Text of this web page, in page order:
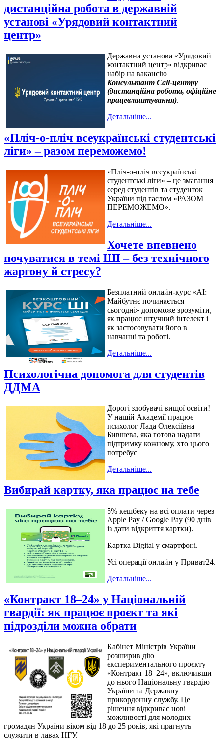
дистанційна робота в державній
установі «Урядовий контактний
центр»
Державна установа «Урядовий
контактний центр» відкриває
набір на вакансію
Консультант Cаll-центру
(дистанційна робота, офіційне
працевлаштування).
Детальніше...
«Пліч-о-пліч всеукраїнські студентські
ліги» – разом переможемо!
«Пліч-о-пліч всеукраїнські
студентські ліги» – це змагання
серед студентів та студенток
України під гаслом «РАЗОМ
ПЕРЕМОЖЕМО».
Детальніше...
Хочете впевнено
почуватися в темі ШІ – без технічного
жаргону й стресу?
Безплатний онлайн-курс «AI:
Майбутнє починається
сьогодні» допоможе зрозуміти,
як працює штучний інтелект і
як застосовувати його в
навчанні та роботі.
Детальніше...
Психологічна допомога для студентів
ДДМА
Дорогі здобувачі вищої освіти!
У нашій Академії працює
психолог Лада Олексіївна
Бившева, яка готова надати
підтримку кожному, хто цього
потребує.
Детальніше...
Вибирай картку, яка працює на тебе
5% кешбеку на всі оплати через
Apple Pay / Google Pay (90 днів
із дати відкриття картки).
Картка Digital у смартфоні.
Усі операції онлайн у Приват24.
Детальніше...
«Контракт 18–24» у Національній
гвардії: як працює проєкт та які
підрозділи можна обрати
Кабінет Міністрів України
розширив дію
експериментального проєкту
«Контракт 18–24», включивши
до нього Національну гвардію
України та Державну
прикордонну службу. Це
рішення відкриває нові
можливості для молодих
громадян України віком від 18 до 25 років, які прагнуть
служити в лавах НГУ.